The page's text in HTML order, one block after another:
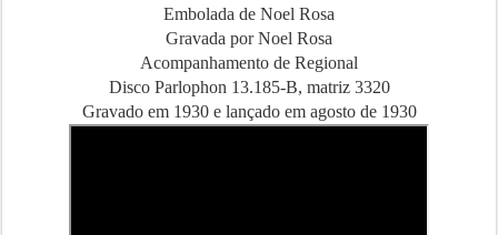
Embolada de Noel Rosa
Gravada por Noel Rosa
Acompanhamento de Regional
Disco Parlophon 13.185-B, matriz 3320
Gravado em 1930 e lançado em agosto de 1930